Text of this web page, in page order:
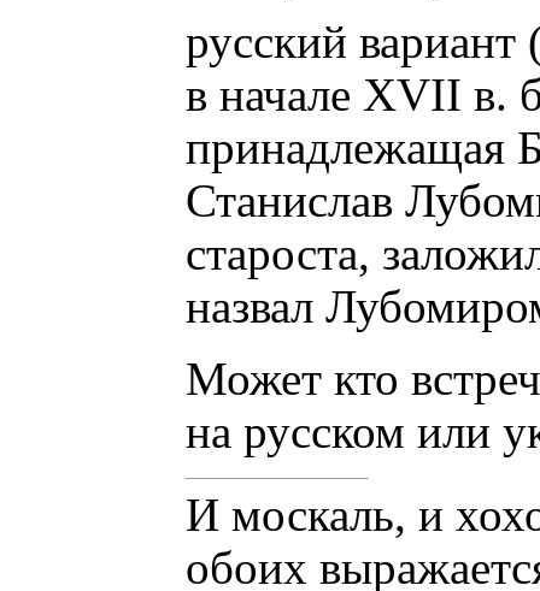
русский
в начале XVІІ в.
принадлежащая
Станислав
староста,
назвал
Может кто
на русском или
И москаль, и
обоих